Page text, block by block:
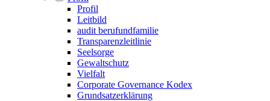
Profil
Leitbild
audit berufundfamilie
Transparenzleitlinie
Seelsorge
Gewaltschutz
Vielfalt
Corporate Governance Kodex
Grundsatzerklärung